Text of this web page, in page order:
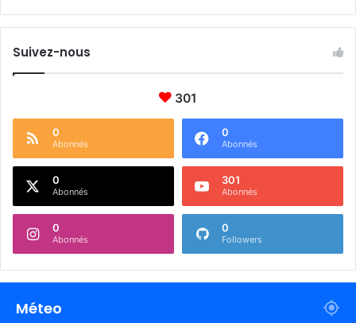
Suivez-nous
301
0
Abonnés
0
Abonnés
0
Abonnés
301
Abonnés
0
Abonnés
0
Followers
Méteo